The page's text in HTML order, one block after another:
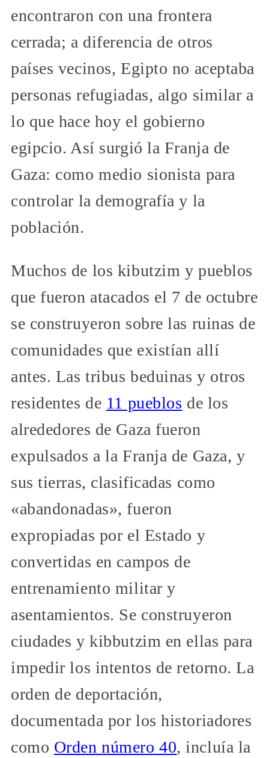
encontraron con una frontera
cerrada; a diferencia de otros
países vecinos, Egipto no aceptaba
personas refugiadas, algo similar a
lo que hace hoy el gobierno
egipcio. Así surgió la Franja de
Gaza: como medio sionista para
controlar la demografía y la
población.
Muchos de los kibutzim y pueblos
que fueron atacados el 7 de octubre
se construyeron sobre las ruinas de
comunidades que existían allí
antes. Las tribus beduinas y otros
residentes de 11 pueblos de los
alrededores de Gaza fueron
expulsados a la Franja de Gaza, y
sus tierras, clasificadas como
«abandonadas», fueron
expropiadas por el Estado y
convertidas en campos de
entrenamiento militar y
asentamientos. Se construyeron
ciudades y kibbutzim en ellas para
impedir los intentos de retorno. La
orden de deportación,
documentada por los historiadores
como Orden número 40, incluía la